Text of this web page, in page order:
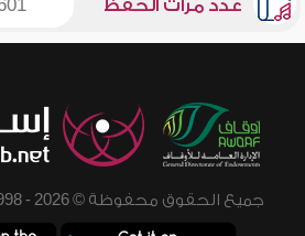
عدد مرات الحفظ
جميع الحقوق محفوظة © 2026 - 1998 لشبكة إسلام ويب